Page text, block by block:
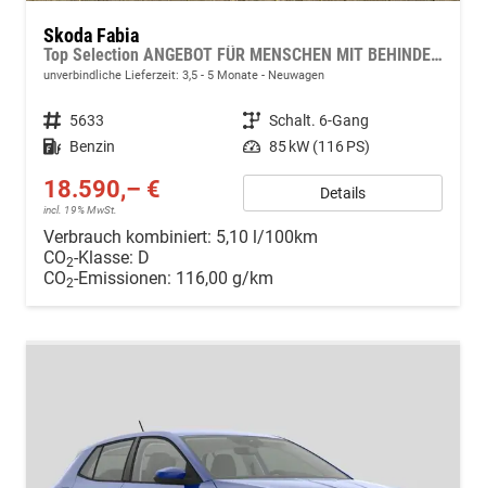
Skoda Fabia
Top Selection ANGEBOT FÜR MENSCHEN MIT BEHINDERUNG AB 50%! 1.0 TSI 116PS, 15" Alu, Climatronic, SunSet, Multifunktions-Lederlenkrad beheizt, Infotainment 8", Smart Link, LED-Scheinwerfer, Nebelscheinwerfer, Parksensoren hinten, Sitzheizung, Tempomat, Fußmatten
unverbindliche Lieferzeit: 3,5 - 5 Monate Neuwagen
Fahrzeugnr. 5633 Getriebe Schalt. 6-Gang
Kraftstoff Benzin Leistung 85 kW (116 PS)
18.590,– €
incl. 19% MwSt.
Details
Verbrauch kombiniert: 5,10 l/100km
CO2-Klasse: D
CO2-Emissionen: 116,00 g/km